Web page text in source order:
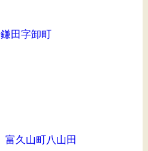
鎌田字卸町
富久山町八山田